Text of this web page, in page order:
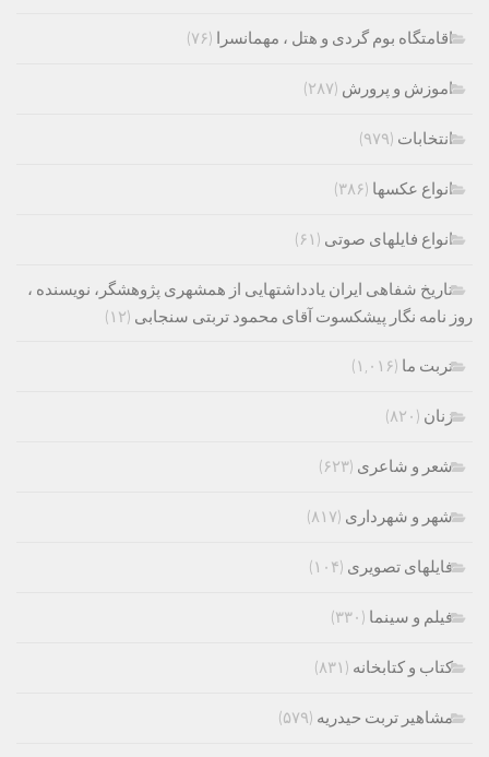
اقامتگاه بوم گردی و هتل ، مهمانسرا (۷۶)
اموزش و پرورش (۲۸۷)
انتخابات (۹۷۹)
انواع عکسها (۳۸۶)
انواع فایلهای صوتی (۶۱)
تاریخ شفاهی ایران یادداشتهایی از همشهری پژوهشگر، نویسنده ،
روز نامه نگار پیشکسوت آقای محمود تربتی سنجابی (۱۲)
تربت ما (۱,۰۱۶)
زنان (۸۲۰)
شعر و شاعری (۶۲۳)
شهر و شهرداری (۸۱۷)
فایلهای تصویری (۱۰۴)
فیلم و سینما (۳۳۰)
کتاب و کتابخانه (۸۳۱)
مشاهیر تربت حیدریه (۵۷۹)